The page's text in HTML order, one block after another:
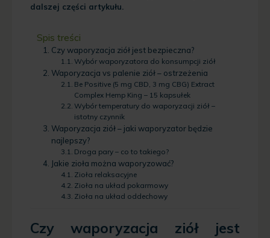
dalszej części artykułu.
Spis treści
Czy waporyzacja ziół jest bezpieczna?
Wybór waporyzatora do konsumpcji ziół
Waporyzacja vs palenie ziół – ostrzeżenia
Be Positive (5 mg CBD, 3 mg CBG) Extract
Complex Hemp King – 15 kapsułek
Wybór temperatury do waporyzacji ziół –
istotny czynnik
Waporyzacja ziół – jaki waporyzator będzie
najlepszy?
Droga pary – co to takiego?
Jakie zioła można waporyzować?
Zioła relaksacyjne
Zioła na układ pokarmowy
Zioła na układ oddechowy
Czy waporyzacja ziół jest